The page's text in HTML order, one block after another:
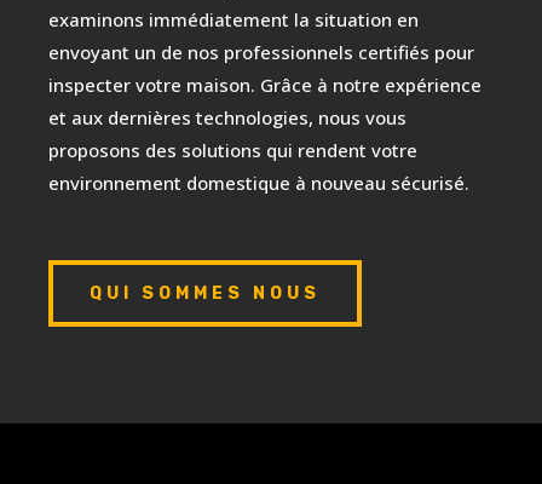
examinons immédiatement la situation en
envoyant un de nos professionnels certifiés pour
inspecter votre maison. Grâce à notre expérience
et aux dernières technologies, nous vous
proposons des solutions qui rendent votre
environnement domestique à nouveau sécurisé.
QUI SOMMES NOUS